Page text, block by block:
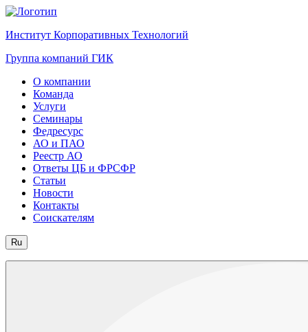
Институт Корпоративных Технологий
Группа компаний ГИК
О компании
Команда
Услуги
Семинары
Федресурс
АО и ПАО
Реестр АО
Ответы ЦБ и ФРСФР
Статьи
Новости
Контакты
Соискателям
Ru